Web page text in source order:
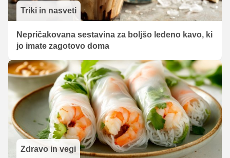
Triki in nasveti
Nepričakovana sestavina za boljšo ledeno kavo, ki
jo imate zagotovo doma
Zdravo in vegi